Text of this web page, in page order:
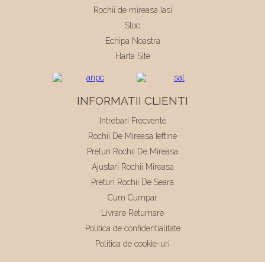
Rochii de mireasa Iasi
Stoc
Echipa Noastra
Harta Site
INFORMATII CLIENTI
Intrebari Frecvente
Rochii De Mireasa Ieftine
Preturi Rochii De Mireasa
Ajustari Rochii Mireasa
Preturi Rochii De Seara
Cum Cumpar
Livrare Returnare
Politica de confidentialitate
Politica de cookie-uri